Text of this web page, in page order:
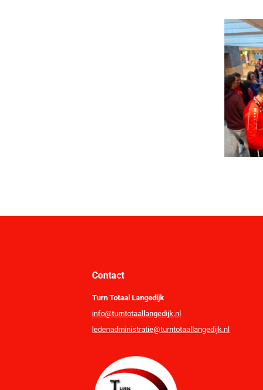
Contact
Turn Totaal Langedijk
info@turntotaallangedijk.nl
ledenadministratie@turntotaallangedijk.nl